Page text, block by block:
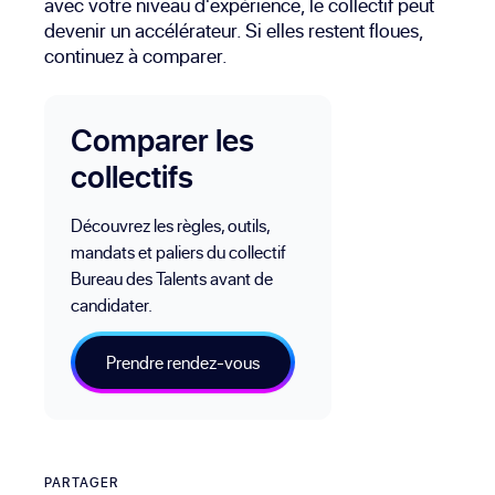
devenir un accélérateur. Si elles restent floues,
continuez à comparer.
Comparer les
collectifs
Découvrez les règles, outils,
mandats et paliers du collectif
Bureau des Talents avant de
candidater.
Prendre rendez-vous
PARTAGER